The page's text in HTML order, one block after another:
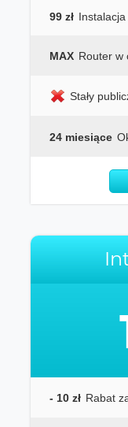
99 zł Instalacja
MAX Router w
Stały
24 miesiące
- 10 zł Rabat